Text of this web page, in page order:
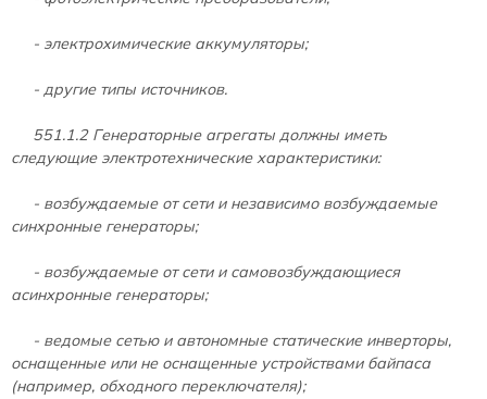
- электрохимические аккумуляторы;
- другие типы источников.
551.1.2 Генераторные агрегаты должны иметь
следующие электротехнические характеристики:
- возбуждаемые от сети и независимо возбуждаемые
синхронные генераторы;
- возбуждаемые от сети и самовозбуждающиеся
асинхронные генераторы;
- ведомые сетью и автономные статические инверторы,
оснащенные или не оснащенные устройствами байпаса
(например, обходного переключателя);